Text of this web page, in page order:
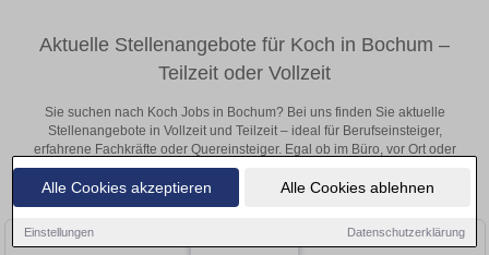
Alle Cookies akzeptieren Alle Cookies ablehnen
Einstellungen Datenschutzerklärung
Aktuelle Stellenangebote für Koch in Bochum –
Teilzeit oder Vollzeit
Sie suchen nach Koch Jobs in Bochum? Bei uns finden Sie aktuelle
Stellenangebote in Vollzeit und Teilzeit – ideal für Berufseinsteiger,
erfahrene Fachkräfte oder Quereinsteiger. Egal ob im Büro, vor Ort oder
remote: Entdecken Sie jetzt neue Chancen in Ihrer Region und
bewerben Sie sich direkt auf passende Koch-Stellen in Bochum!